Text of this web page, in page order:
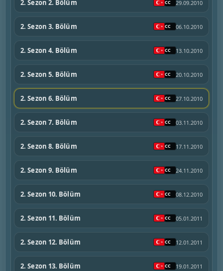
2. Sezon 2. Bölüm 29.09.2010
2. Sezon 3. Bölüm 06.10.2010
2. Sezon 4. Bölüm 13.10.2010
2. Sezon 5. Bölüm 20.10.2010
2. Sezon 6. Bölüm 27.10.2010
2. Sezon 7. Bölüm 03.11.2010
2. Sezon 8. Bölüm 17.11.2010
2. Sezon 9. Bölüm 24.11.2010
2. Sezon 10. Bölüm 08.12.2010
2. Sezon 11. Bölüm 05.01.2011
2. Sezon 12. Bölüm 12.01.2011
2. Sezon 13. Bölüm 19.01.2011